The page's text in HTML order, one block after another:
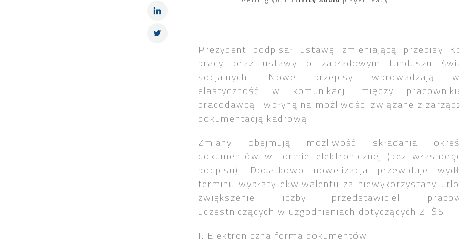
Prezydent podpisał ustawę zmieniającą przepisy
pracy oraz ustawy o zakładowym funduszu
socjalnych. Nowe przepisy wprowadzają
elastyczność w komunikacji między
pracodawcą i wpłyną na możliwości związane z
dokumentacją kadrową.
Zmiany obejmują możliwość składania
dokumentów w formie elektronicznej (bez
podpisu). Dodatkowo nowelizacja przewiduje
terminu wypłaty ekwiwalentu za niewykorzystany
zwiększenie liczby przedstawicieli
uczestniczących w uzgodnieniach dotyczących ZFŚS.
I. Elektroniczna forma dokumentów